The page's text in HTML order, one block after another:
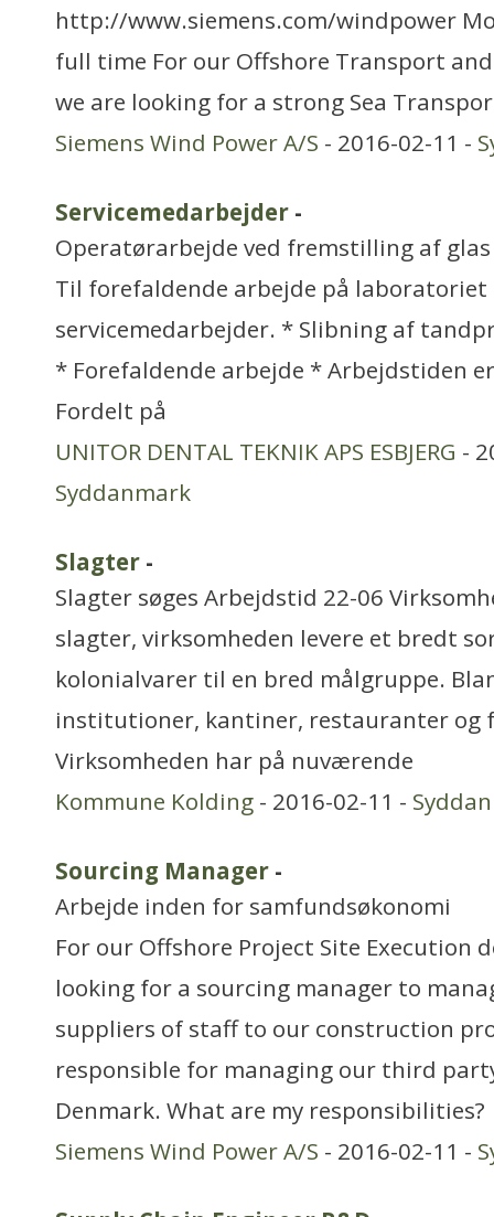
http://www.siemens.com/windpower
full time For our Offshore Transport
we are looking for a strong Sea
Siemens Wind Power A/S - 2016-02-11 -
Servicemedarbejder -
Operatørarbejde ved fremstilling af
Til forefaldende arbejde på laboratoriet
servicemedarbejder. * Slibning af
* Forefaldende arbejde * Arbejdstiden
Fordelt på
UNITOR DENTAL TEKNIK APS ESBJERG -
Syddanmark
Slagter -
Slagter søges Arbejdstid 22-06
slagter, virksomheden levere et bredt
kolonialvarer til en bred målgruppe.
institutioner, kantiner, restauranter og
Virksomheden har på nuværende
Kommune Kolding - 2016-02-11 -
Sourcing Manager -
Arbejde inden for samfundsøkonomi
For our Offshore Project Site Execution
looking for a sourcing manager to
suppliers of staff to our construction
responsible for managing our third
Denmark. What are my responsibilities?
Siemens Wind Power A/S - 2016-02-11 -